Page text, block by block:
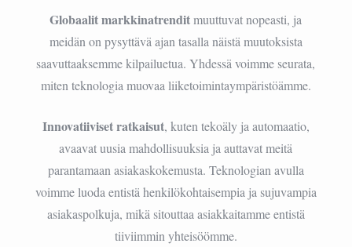
Globaalit markkinatrenditmuuttuvat nopeasti, ja
meidän on pysyttävä ajan tasalla näistä muutoksista
saavuttaaksemme kilpailuetua. Yhdessä voimme seurata,
miten teknologia muovaa liiketoimintaympäristöämme.
Innovatiiviset ratkaisut, kuten tekoäly ja automaatio,
avaavat uusia mahdollisuuksia ja auttavat meitä
parantamaan asiakaskokemusta. Teknologian avulla
voimme luoda entistä henkilökohtaisempia ja sujuvampia
asiakaspolkuja, mikä sitouttaa asiakkaitamme entistä
tiiviimmin yhteisöömme.